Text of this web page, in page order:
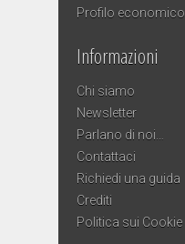
Profilo economico
Informazioni
Chi siamo
Newsletter
Parlano di noi…
Contattaci
Richiedi una guida
Crediti
Politica sui Cookie